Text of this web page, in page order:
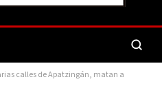
calles de Apatzingán, matan a